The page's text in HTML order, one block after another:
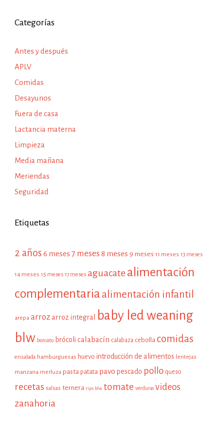
Categorías
Antes y después
APLV
Comidas
Desayunos
Fuera de casa
Lactancia materna
Limpieza
Media mañana
Meriendas
Seguridad
Etiquetas
2 años 6 meses 7 meses 8 meses 9 meses 11 meses 13 meses
14 meses 15 meses 17 meses aguacate alimentación
complementaria alimentación infantil
arepa arroz arroz integral
baby led weaning
blw boniato brócoli calabacín calabaza cebolla comidas
ensalada hamburguesas huevo introducción de alimentos lentejas
manzana merluza pasta patata pavo pescado pollo queso
recetas salsas ternera tips blw tomate verduras videos
zanahoria